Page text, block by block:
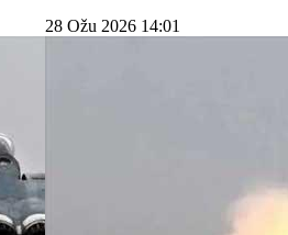
28 Ožu 2026 14:01